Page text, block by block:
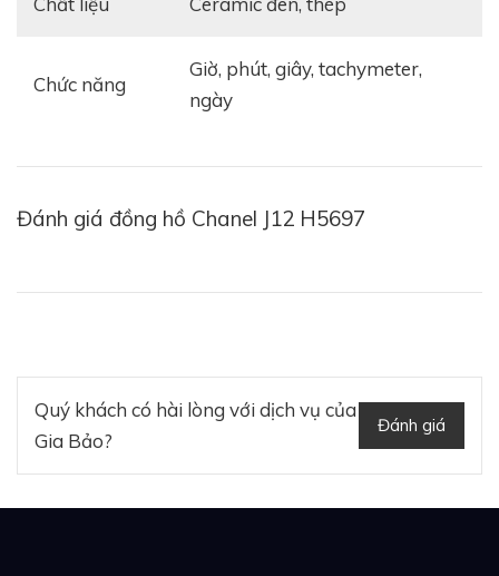
Chức năng
giờ, phút, giây, tachymeter,
ngày
Đánh giá đồng hồ Chanel J12 H5697
Quý khách có hài lòng với dịch vụ của
Gia Bảo?
Đánh giá